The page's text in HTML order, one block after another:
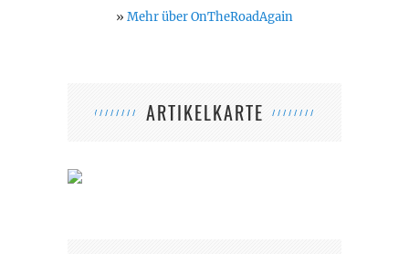
» Mehr über OnTheRoadAgain
ARTIKELKARTE